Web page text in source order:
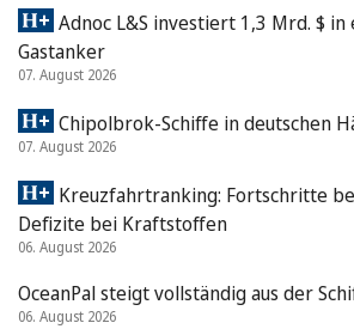
Adnoc L&S investiert 1,3 Mrd. $
Gastanker
07. August 2026
Chipolbrok-Schiffe in deutschen
07. August 2026
Kreuzfahrtranking: Fortschritte
Defizite bei Kraftstoffen
06. August 2026
OceanPal steigt vollständig aus der
06. August 2026